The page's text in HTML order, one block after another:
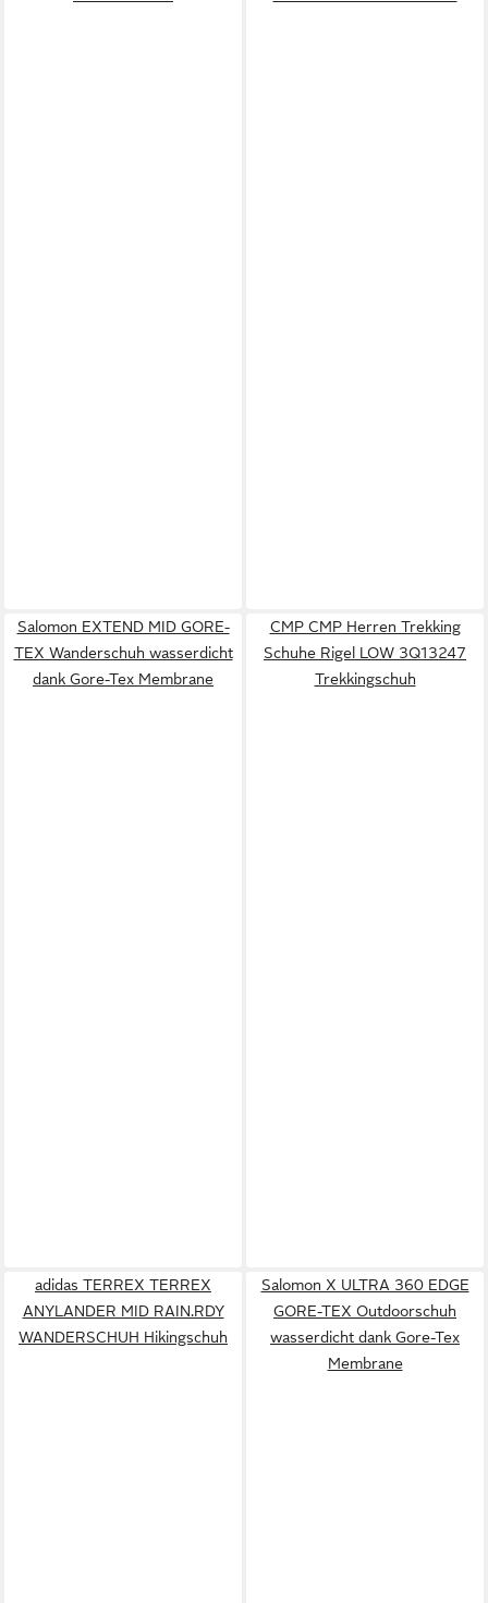
Salomon EXTEND MID GORE-
TEX Wanderschuh wasserdicht
dank Gore-Tex Membrane
CMP CMP Herren Trekking
Schuhe Rigel LOW 3Q13247
Trekkingschuh
adidas TERREX TERREX
ANYLANDER MID RAIN.RDY
WANDERSCHUH Hikingschuh
Salomon X ULTRA 360 EDGE
GORE-TEX Outdoorschuh
wasserdicht dank Gore-Tex
Membrane